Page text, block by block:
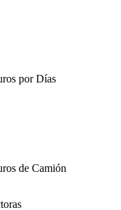
por Días
de Camión